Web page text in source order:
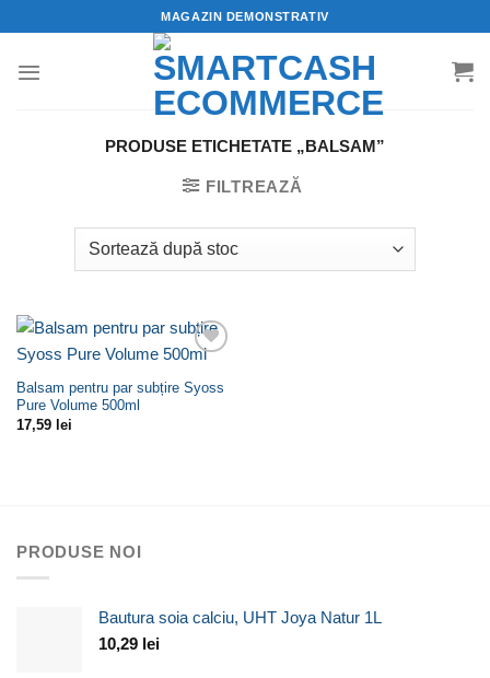
to
content
MAGAZIN DEMONSTRATIV
PRODUSE ETICHETATE „BALSAM”
FILTREAZĂ
la
Wishlist
Balsam pentru par subțire Syoss
Pure Volume 500ml
17,59 lei
PRODUSE NOI
Bautura soia calciu, UHT Joya Natur 1L
10,29 lei